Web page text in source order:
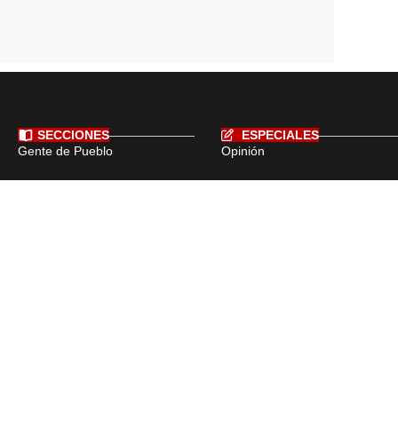
SECCIONES
Gente de Pueblo
Monumentos Históricos
ESPECIALES
Opinión